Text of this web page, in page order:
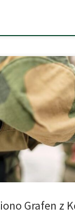
trzech lat musieliśmy
o wojnie panującej
Regularnie pojawiają się
systemów
postępuje rozwój
sięgnęła również po
w ostatnich latach, […]
Grafen z